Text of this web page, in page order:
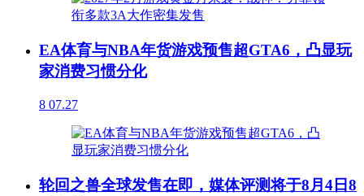
EA体育与NBA年货游戏预售超GTA6，凸显玩
家消费习惯分化
8 07.27
轮回之兽全球发售在即，媒体评测将于8月4日8